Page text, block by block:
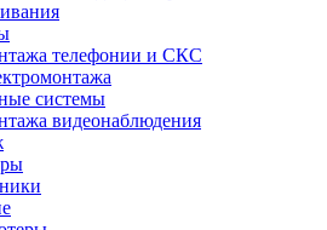
телефонии и СКС
системы
видеонаблюдения